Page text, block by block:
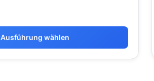
Ausführung wählen